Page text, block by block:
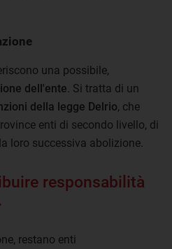
una possibile,
dell'ente . Si tratta di un
della legge Delrio, che
enti di secondo livello, di
loro successiva abolizione.
responsabilità
restano enti